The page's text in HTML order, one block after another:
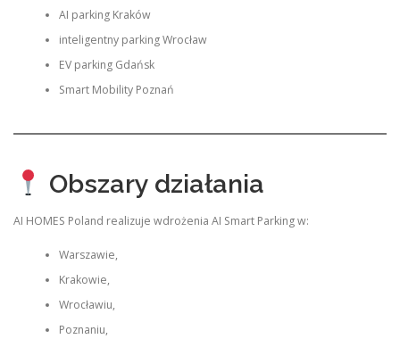
AI parking Kraków
inteligentny parking Wrocław
EV parking Gdańsk
Smart Mobility Poznań
Obszary działania
AI HOMES Poland realizuje wdrożenia AI Smart Parking w:
Warszawie,
Krakowie,
Wrocławiu,
Poznaniu,